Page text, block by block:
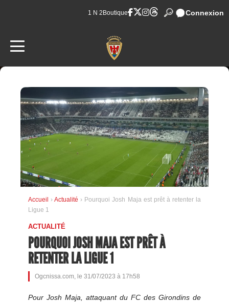
1 N 2 Boutique Connexion
Accueil ›Actualité › Pourquoi Josh Maja est prêt à retenter la
Ligue 1
ACTUALITÉ
POURQUOI JOSH MAJA EST PRÊT À
RETENTER LA LIGUE 1
Ogcnissa.com, le 31/07/2023 à 17h58
Pour Josh Maja, attaquant du FC des Girondins de